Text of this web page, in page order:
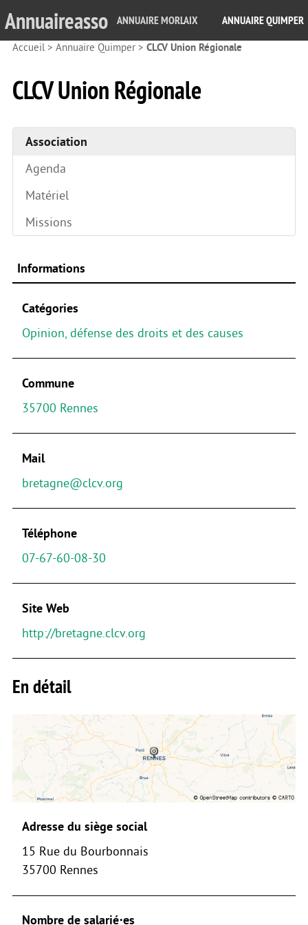
Annuaireasso ANNUAIRE MORLAIX ANNUAIRE QUIMPER
Accueil> Annuaire Quimper > CLCV Union Régionale
CLCV Union Régionale
Association
Agenda
Matériel
Missions
Informations
Catégories
Opinion, défense des droits et des causes
Commune
35700 Rennes
Mail
bretagne@clcv.org
Téléphone
07-67-60-08-30
Site Web
http://bretagne.clcv.org
En détail
Adresse du siège social
15 Rue du Bourbonnais
35700 Rennes
Nombre de salarié⋅es